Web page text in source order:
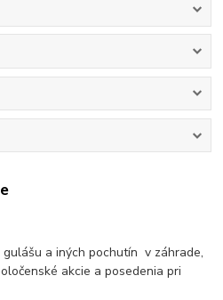
a iných pochutín v záhrade,
akcie a posedenia pri